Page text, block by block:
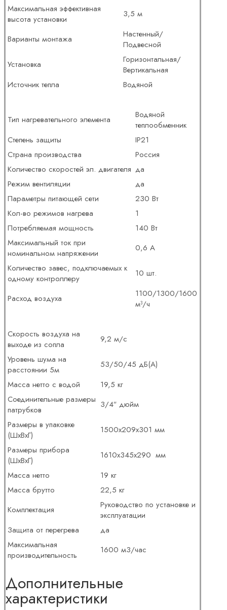
Максимальная эффективная
высота установки
3,5 м
Варианты монтажа
Настенный/
Подвесной
Установка
Горизонтальная/
Вертикальная
Источник тепла
Водяной
Тип нагревательного элемента
Водяной
теплообменник
Степень защиты
IP21
Страна производства
Россия
Количество скоростей эл. двигателя да
Режим вентиляции
да
Параметры питающей сети
230 Вт
Кол-во режимов нагрева
1
Потребляемая мощность
140 Вт
Максимальный ток при
номинальном напряжении
0,6 А
Количество завес, подключаемых к
одному контроллеру
10 шт.
Расход воздуха
1100/1300/1600
м³/ч
Скорость воздуха на
выходе из сопла
9,2 м/с
Уровень шума на
расстоянии 5м
53/50/45 дБ(А)
Масса нетто с водой
19,5 кг
Соединительные размеры
патрубков
3/4″ дюйм
Размеры в упаковке
(ШхВхГ)
1500х209х301 мм
Размеры прибора
(ШхВхГ)
1610х345х290 мм
Масса нетто
19 кг
Масса брутто
22,5 кг
Комплектация
Руководство по установке и
эксплуатации
Защита от перегрева
да
Максимальная
производительность
1600 м3/час
Дополнительные
характеристики